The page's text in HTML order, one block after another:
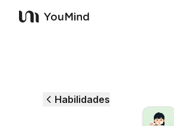
YouMind
Habilidades